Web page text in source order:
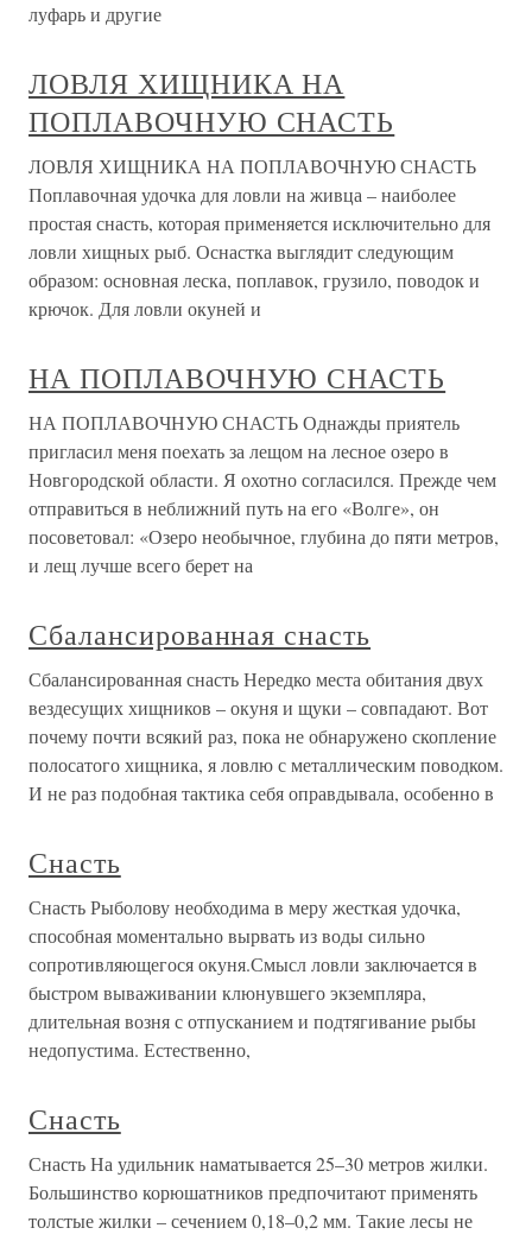
луфарь и другие
ЛОВЛЯ ХИЩНИКА НА
ПОПЛАВОЧНУЮ СНАСТЬ
ЛОВЛЯ ХИЩНИКА НА ПОПЛАВОЧНУЮ СНАСТЬ
Поплавочная удочка для ловли на живца – наиболее
простая снасть, которая применяется исключительно для
ловли хищных рыб. Оснастка выглядит следующим
образом: основная леска, поплавок, грузило, поводок и
крючок. Для ловли окуней и
НА ПОПЛАВОЧНУЮ СНАСТЬ
НА ПОПЛАВОЧНУЮ СНАСТЬ Однажды приятель
пригласил меня поехать за лещом на лесное озеро в
Новгородской области. Я охотно согласился. Прежде чем
отправиться в неближний путь на его «Волге», он
посоветовал: «Озеро необычное, глубина до пяти метров,
и лещ лучше всего берет на
Сбалансированная снасть
Сбалансированная снасть Нередко места обитания двух
вездесущих хищников – окуня и щуки – совпадают. Вот
почему почти всякий раз, пока не обнаружено скопление
полосатого хищника, я ловлю с металлическим поводком.
И не раз подобная тактика себя оправдывала, особенно в
Снасть
Снасть Рыболову необходима в меру жесткая удочка,
способная моментально вырвать из воды сильно
сопротивляющегося окуня.Смысл ловли заключается в
быстром вываживании клюнувшего экземпляра,
длительная возня с отпусканием и подтягивание рыбы
недопустима. Естественно,
Снасть
Снасть На удильник наматывается 25–30 метров жилки.
Большинство корюшатников предпочитают применять
толстые жилки – сечением 0,18–0,2 мм. Такие лесы не